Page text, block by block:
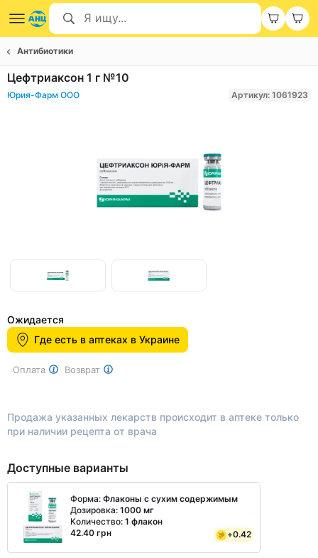
Антибиотики
Цефтриаксон 1 г №10
Юрия-Фарм ООО Артикул: 1061923
Item
of
1
of
2
Ожидается
Где есть в аптеках в Украине
Оплата Возврат
Продажа указанных лекарств происходит в аптеке только
при наличии рецепта от врача
Доступные варианты
Форма: Флаконы с сухим содержимым
Дозировка: 1000 мг
Количество: 1 флакон
42.40 грн
+0.42